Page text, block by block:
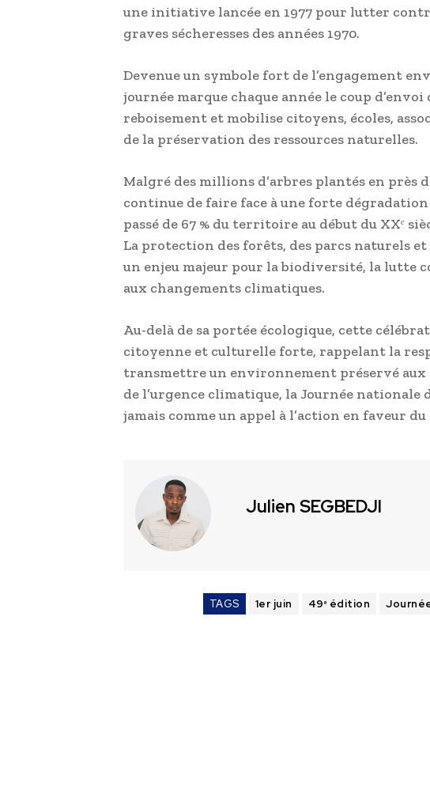
une initiative lancée en 1977 pour lutter
graves sécheresses des années 1970.
Devenue un symbole fort de l’engagement
journée marque chaque année le coup
reboisement et mobilise citoyens, écoles,
de la préservation des ressources naturelles.
Malgré des millions d’arbres plantés en près
continue de faire face à une forte
passé de 67 % du territoire au début du XXᵉ
La protection des forêts, des parcs naturels
un enjeu majeur pour la biodiversité, la lutte
aux changements climatiques.
Au-delà de sa portée écologique, cette
citoyenne et culturelle forte, rappelant la
transmettre un environnement préservé aux
de l’urgence climatique, la Journée nationale
jamais comme un appel à l’action en faveur
Julien SEGBEDJI
TAGS 1er juin 49ᵉ édition